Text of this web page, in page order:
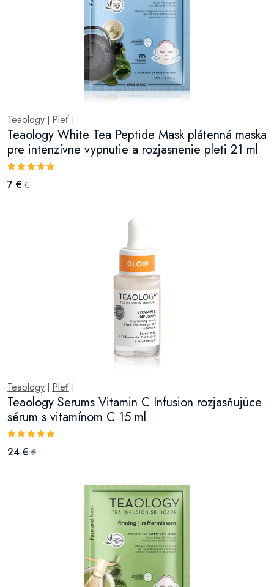
Teaology Pleť
Teaology White Tea Peptide Mask plátenná maska
pre intenzívne vypnutie a rozjasnenie pleti 21 ml
7 € €
Teaology Pleť
Teaology Serums Vitamin C Infusion rozjasňujúce
sérum s vitamínom C 15 ml
24 € €